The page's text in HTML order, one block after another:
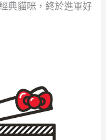
典貓咪，終於進軍好